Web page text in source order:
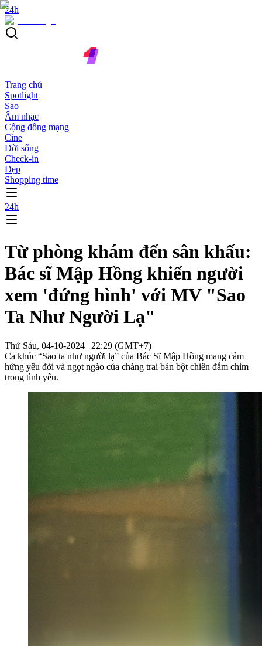
24h
Trang chủ
Spotlight
Sao
Âm nhạc
Cộng đồng mạng
Cine
Đời sống
Check-in
Đẹp
Shopping time
24h
Từ phòng khám đến sân khấu:
Bác sĩ Mập Hồng khiến người
xem 'đứng hình' với MV "Sao
Ta Như Người Lạ"
Thứ Sáu, 04-10-2024 | 22:29 (GMT+7)
Ca khúc “Sao ta như người lạ” của Bác Sĩ Mập Hồng mang cảm
hứng yêu đời và ngọt ngào của chàng trai bán bột chiên đắm chìm
trong tình yêu.